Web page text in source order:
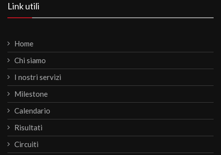
Link utili
Home
Chi siamo
I nostri servizi
Milestone
Calendario
Risultati
Circuiti